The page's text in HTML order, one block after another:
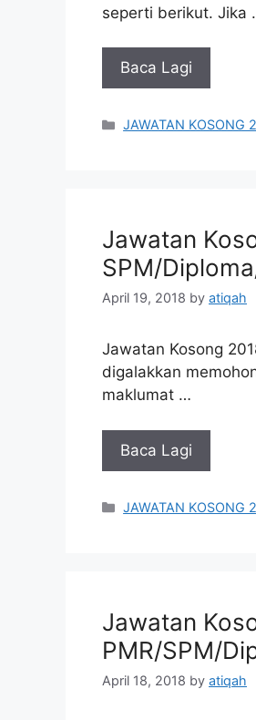
seperti berikut. Jika
Baca Lagi
Categories
JAWATAN KOSONG
Jawatan
SPM/
April 19, 2018 by atiqah
Jawatan Kosong
digalakkan
maklumat …
Baca Lagi
Categories
JAWATAN KOSONG
Jawatan
PMR/SPM/
April 18, 2018 by atiqah